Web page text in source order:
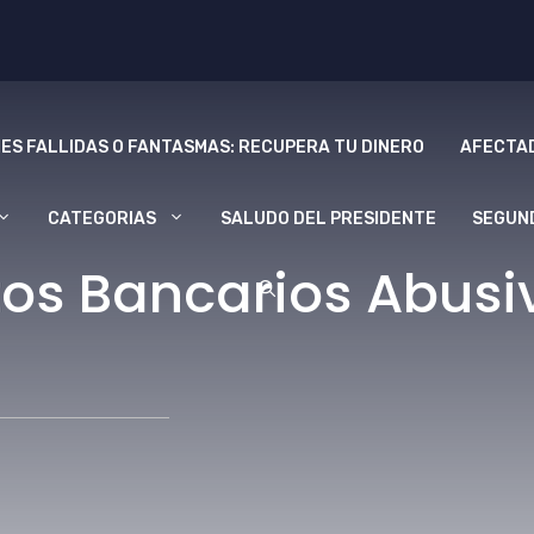
FALLIDAS O FANTASMAS: RECUPERA TU DINERO
CATEGORIAS SALUDO DEL PRESIDENTE
Bancarios